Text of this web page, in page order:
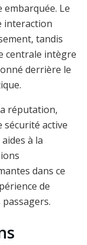
Le
interaction
tandis
centrale intègre
derrière le
réputation,
sécurité active
à la
dans ce
de